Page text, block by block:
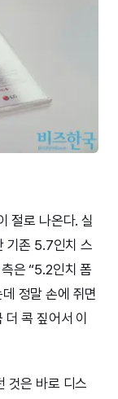
절로 나온다. 실
기존 5.7인치 스
측은 “5.2인치 폼
정말 손에 쥐면
콕 짚어서 이
것은 바로 디스